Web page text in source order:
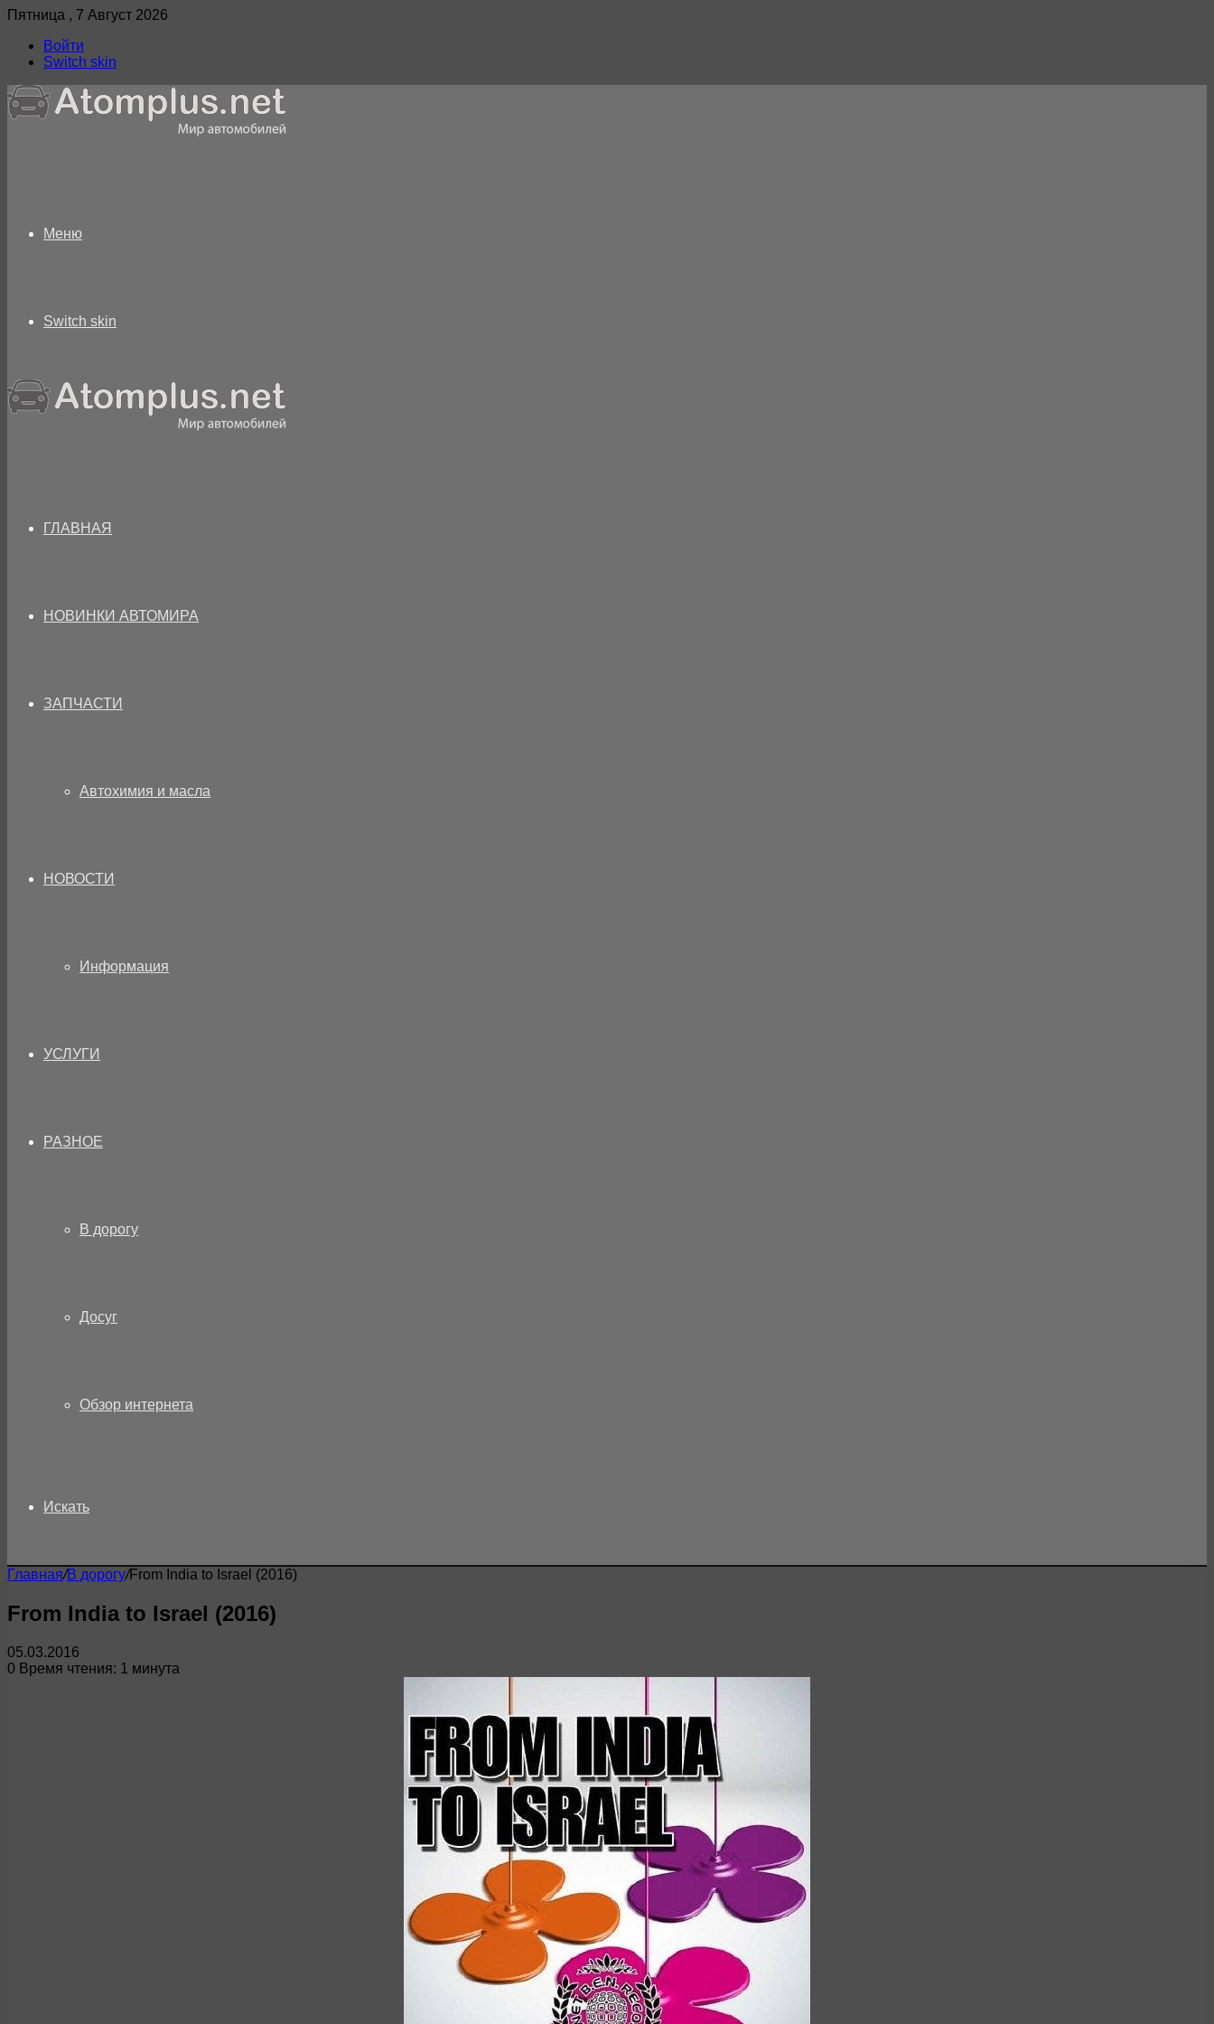
Пятница , 7 Август 2026
Войти
Switch skin
Меню
Switch skin
ГЛАВНАЯ
НОВИНКИ АВТОМИРА
ЗАПЧАСТИ
Автохимия и масла
НОВОСТИ
Информация
УСЛУГИ
РАЗНОЕ
В дорогу
Досуг
Обзор интернета
Искать
Главная/В дорогу/From India to Israel (2016)
From India to Israel (2016)
05.03.2016
0 Время чтения: 1 минута